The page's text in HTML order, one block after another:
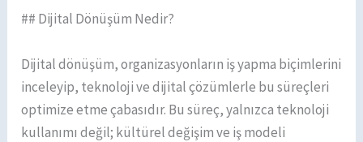
## Dijital Dönüşüm Nedir?
Dijital dönüşüm, organizasyonların iş yapma biçimlerini
inceleyip, teknoloji ve dijital çözümlerle bu süreçleri
optimize etme çabasıdır. Bu süreç, yalnızca teknoloji
kullanımı değil; kültürel değişim ve iş modeli